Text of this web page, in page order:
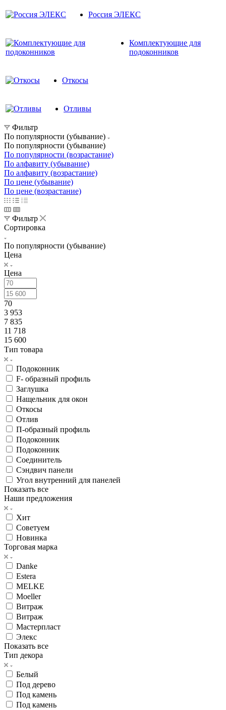
Россия ЭЛЕКС
Комплектующие для
подоконников
Откосы
Отливы
Фильтр
По популярности (убывание)
По популярности (убывание)
По популярности (возрастание)
По алфавиту (убывание)
По алфавиту (возрастание)
По цене (убывание)
По цене (возрастание)
Фильтр
Сортировка
По популярности (убывание)
Цена
Цена
70
3 953
7 835
11 718
15 600
Тип товара
Подоконник
F- образный профиль
Заглушка
Нащельник для окон
Откосы
Отлив
П-образный профиль
Подоконник
Подоконник
Соединитель
Сэндвич панели
Угол внутренний для панелей
Показать все
Наши предложения
Хит
Советуем
Новинка
Торговая марка
Danke
Estera
MELKE
Moeller
Витраж
Витраж
Мастерпласт
Элекс
Показать все
Тип декора
Белый
Под дерево
Под камень
Под камень